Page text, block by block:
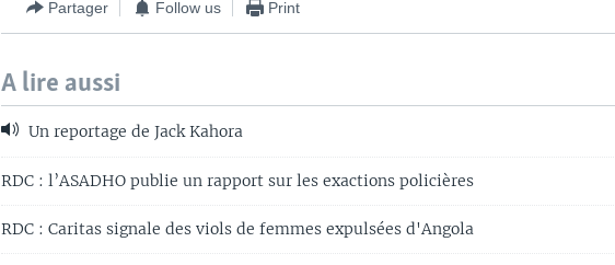
Partager Follow us Print
A lire aussi
Un reportage de Jack Kahora
RDC : l’ASADHO publie un rapport sur les exactions policières
RDC : Caritas signale des viols de femmes expulsées d'Angola